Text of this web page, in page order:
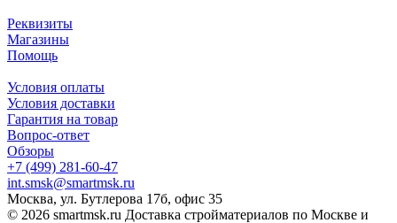
Реквизиты
Магазины
Помощь
Условия оплаты
Условия доставки
Гарантия на товар
Вопрос-ответ
Обзоры
+7 (499) 281-60-47
int.smsk@smartmsk.ru
Москва, ул. Бутлерова 17б, офис 35
© 2026 smartmsk.ru Доставка стройматериалов по Москве и